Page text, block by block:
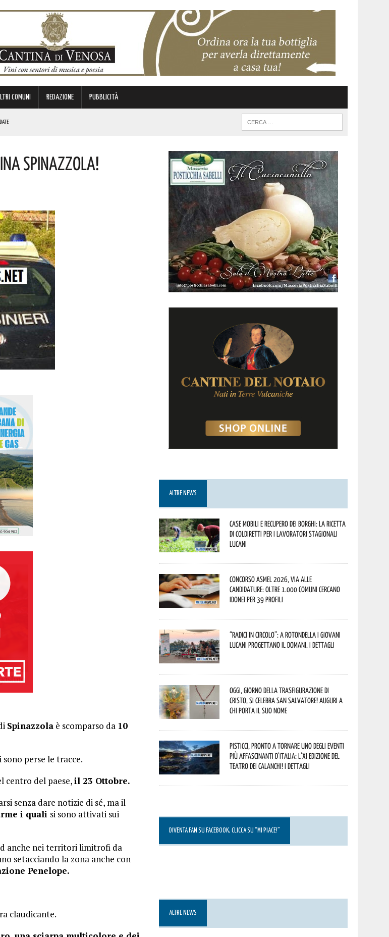
COMUNI REDAZIONE PUBBLICITÀ
Spinazzola!
Spinazzola è scomparso da 10
sono perse le tracce.
centro del paese,il 23 Ottobre.
senza dare notizie di sé, ma il
i quali si sono attivati sui
anche nei territori limitrofi da
setacciando la zona anche con
Penelope.
claudicante.
ALTRE NEWS
Case mobili e recupero dei borghi: la ricetta
di Coldiretti per i lavoratori stagionali
lucani
Concorso Asmel 2026, via alle
candidature: oltre 1.000 Comuni cercano
idonei per 39 profili
“Radici in Circolo”: a Rotondella i giovani
lucani progettano il domani. I dettagli
Oggi, giorno della Trasfigurazione di
Cristo, si celebra San Salvatore! Auguri a
chi porta il suo nome
Pisticci, pronto a tornare uno degli eventi
più affascinanti d’Italia: l’XI edizione del
Teatro dei Calanchi! I dettagli
DIVENTA FAN SU FACEBOOK, CLICCA SU “MI PIACE!”
ALTRE NEWS